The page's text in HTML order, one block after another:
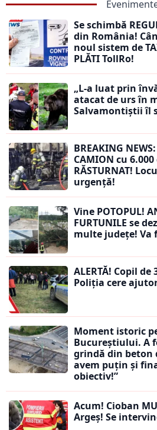
Se schimbă
din România!
noul sistem de
PLĂTI TollRo!
„L-a luat prin
atacat de urs în
Salvamontiștii îl
BREAKING
CAMION cu
RĂSTURNAT!
urgență!
Vine POTOPUL!
FURTUNILE se
multe județe! Va
ALERTĂ! Copil de
Poliția cere
Moment istoric
Bucureștiului. A
grindă din beton
avem puțin și
obiectiv!”
Acum! Cioban
Argeș! Se